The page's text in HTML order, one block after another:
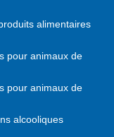
alimentaires
pour animaux de
pour animaux de
alcooliques